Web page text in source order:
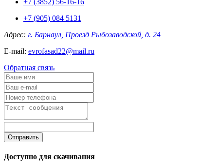
+7 (3852) 56-16-16
+7 (905) 084 5131
Адрес: г. Барнаул, Проезд Рыбозаводской, д. 24
E-mail: evrofasad22@mail.ru
Обратная связь
Отправить
Доступно для скачивания